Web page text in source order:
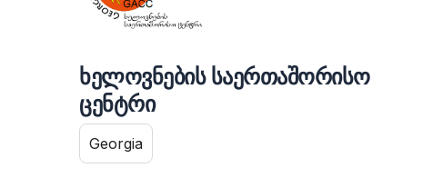
ხელოვნების საერთაშორისო
ცენტრი
Georgia